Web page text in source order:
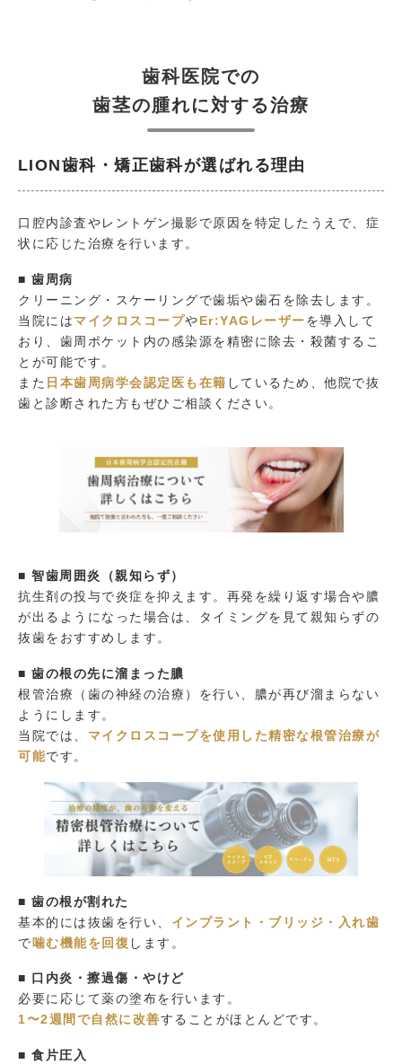
歯科医院での
歯茎の腫れに対する治療
LION歯科・矯正歯科が選ばれる理由
口腔内診査やレントゲン撮影で原因を特定したうえで、症
状に応じた治療を行います。
■ 歯周病
クリーニング・スケーリングで歯垢や歯石を除去します。
当院にはマイクロスコープやEr:YAGレーザーを導入して
おり、歯周ポケット内の感染源を精密に除去・殺菌するこ
とが可能です。
また 日本歯周病学会認定医も在籍 しているため、他院で抜
歯と診断された方もぜひご相談ください。
■ 智歯周囲炎（親知らず）
抗生剤の投与で炎症を抑えます。再発を繰り返す場合や膿
が出るようになった場合は、タイミングを見て親知らずの
抜歯をおすすめします。
■ 歯の根の先に溜まった膿
根管治療（歯の神経の治療）を行い、膿が再び溜まらない
ようにします。
当院では、 マイクロスコープを使用した精密な根管治療が
可能です。
■ 歯の根が割れた
基本的には抜歯を行い、 インプラント・ブリッジ・入れ歯
で噛む機能を回復 します。
■ 口内炎・擦過傷・やけど
必要に応じて薬の塗布を行います。
1〜2週間で自然に改善することがほとんどです。
■ 食片圧入